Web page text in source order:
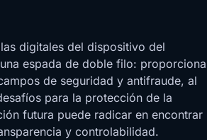
digitales del dispositivo del
espada de doble filo: proporciona
de seguridad y antifraude, al
para la protección de la
futura puede radicar en encontrar
y controlabilidad.